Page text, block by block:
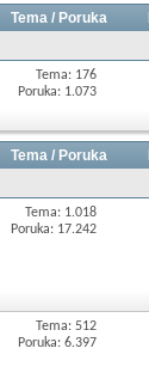
Tema / Poruka
Tema: 176
Poruka: 1.073
Tema / Poruka
Tema: 1.018
Poruka: 17.242
Tema: 512
Poruka: 6.397